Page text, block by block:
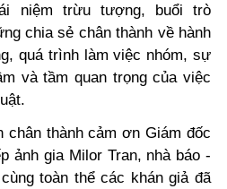
niệm trừu tượng, buổi trò
chia sẻ chân thành về hành
quá trình làm việc nhóm, sự
và tầm quan trọng của việc
chân thành cảm ơn Giám đốc
ảnh gia Milor Tran, nhà báo -
toàn thể các khán giả đã